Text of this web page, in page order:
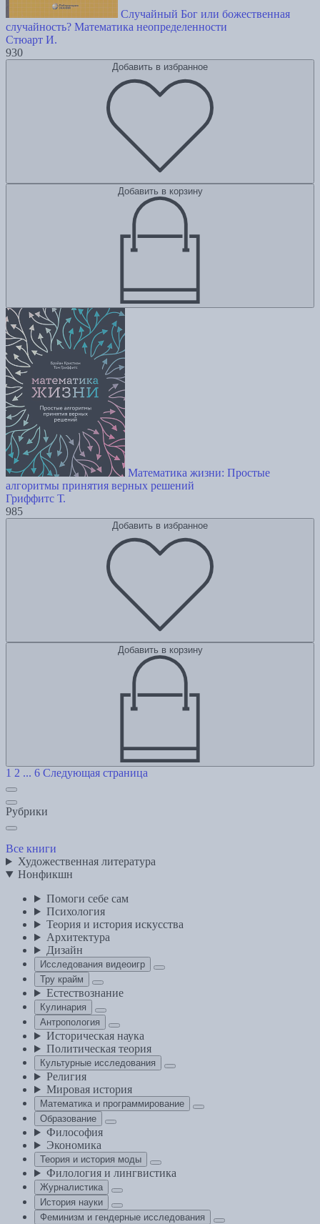
Случайный Бог или божественная
случайность? Математика неопределенности
Стюарт И.
930
Добавить в избранное
Добавить в корзину
Математика жизни: Простые
алгоритмы принятия верных решений
Гриффитс Т.
985
Добавить в избранное
Добавить в корзину
1 2 ... 6 Следующая страница
Рубрики
Все книги
Художественная литература
Нонфикшн
Помоги себе сам
Психология
Теория и история искусства
Архитектура
Дизайн
Исследования видеоигр
Тру крайм
Естествознание
Кулинария
Антропология
Историческая наука
Политическая теория
Культурные исследования
Религия
Мировая история
Математика и программирование
Образование
Философия
Экономика
Теория и история моды
Филология и лингвистика
Журналистика
История науки
Феминизм и гендерные исследования